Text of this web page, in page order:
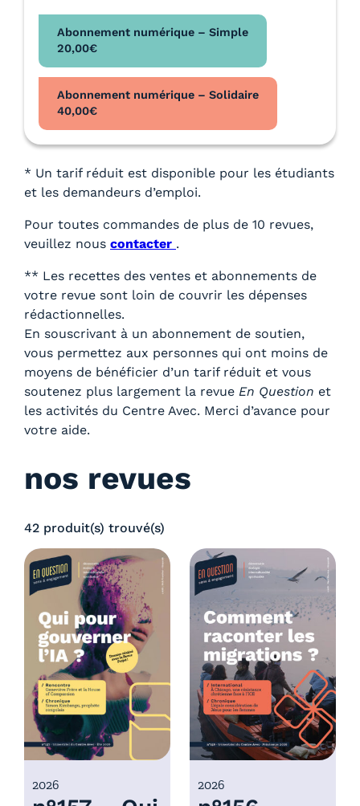
Abonnement numérique – Simple
20,00€
Abonnement numérique – Solidaire
40,00€
* Un tarif réduit est disponible pour les étudiants
et les demandeurs d’emploi.
Pour toutes commandes de plus de 10 revues,
veuillez nous contacter .
** Les recettes des ventes et abonnements de
votre revue sont loin de couvrir les dépenses
rédactionnelles.
En souscrivant à un abonnement de soutien,
vous permettez aux personnes qui ont moins de
moyens de bénéficier d’un tarif réduit et vous
soutenez plus largement la revue En Question et
les activités du Centre Avec. Merci d’avance pour
votre aide.
nos revues
42 produit(s) trouvé(s)
2026 2026